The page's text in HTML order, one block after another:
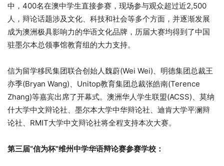
中，400名在澳中学生直接参赛，现场参与观众超过近2,500
人，辩论话题涉及文化、科技和社会等多个方面，并逐渐发展
成为澳洲极具影响力的华语文化品牌，历届大赛均得到了中国
驻墨尔本总领事馆教育组的大力支持。
信为留学移民集团联合创始人魏蔚(Wei Wei)、明德集团总裁王
亦季(Bryan Wang)、Unitop教育集团总裁张皓南(Terence
Zhang)等嘉宾出席了开幕式。澳洲华人学生联盟(ACSS)、莫纳
什大学中文辩论社、墨尔本大学中华辩论社、迪肯大学平澜辩
论社、RMIT大学中文辩论社将全程支持本次大赛。
第三届“信为杯”维州中学华语辩论赛参赛学校：